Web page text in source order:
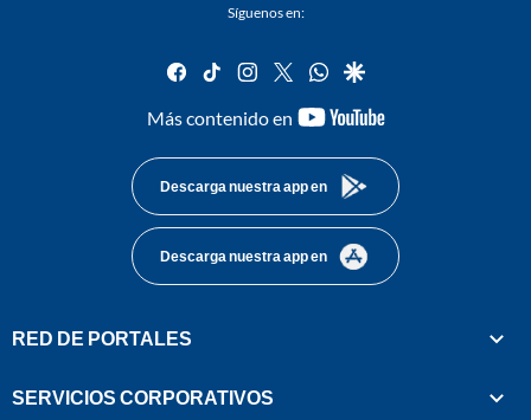
Síguenos en:
facebook
tiktok instagram
twitterwhatsapp
google
Más contenido en
youtube-
Descarga nuestra app en
Descarga nuestra app en
RED DE PORTALES
SERVICIOS CORPORATIVOS